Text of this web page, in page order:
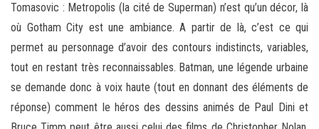
Tomasovic : Metropolis (la cité de Superman) n’est qu’un décor, là
où Gotham City est une ambiance. A partir de là, c’est ce qui
permet au personnage d’avoir des contours indistincts, variables,
tout en restant très reconnaissables. Batman, une légende urbaine
se demande donc à voix haute (tout en donnant des éléments de
réponse) comment le héros des dessins animés de Paul Dini et